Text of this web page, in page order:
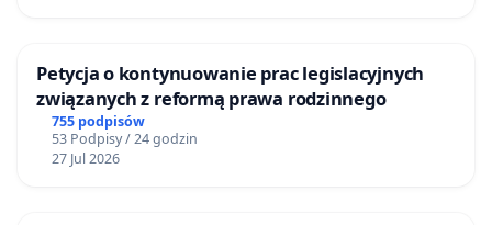
Petycja o kontynuowanie prac legislacyjnych
związanych z reformą prawa rodzinnego
755 podpisów
53 Podpisy / 24 godzin
27 Jul 2026